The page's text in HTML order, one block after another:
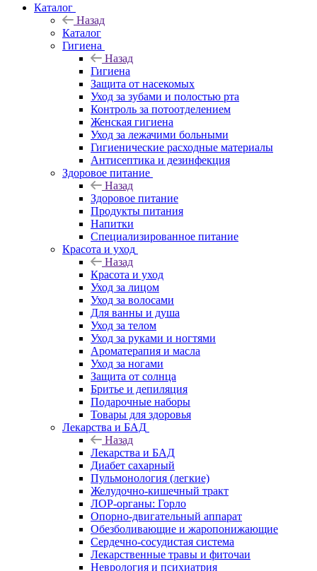
Каталог
Назад
Каталог
Гигиена
Назад
Гигиена
Защита от насекомых
Уход за зубами и полостью рта
Контроль за потоотделением
Женская гигиена
Уход за лежачими больными
Гигиенические расходные материалы
Антисептика и дезинфекция
Здоровое питание
Назад
Здоровое питание
Продукты питания
Напитки
Специализированное питание
Красота и уход
Назад
Красота и уход
Уход за лицом
Уход за волосами
Для ванны и душа
Уход за телом
Уход за руками и ногтями
Ароматерапия и масла
Уход за ногами
Защита от солнца
Бритье и депиляция
Подарочные наборы
Товары для здоровья
Лекарства и БАД
Назад
Лекарства и БАД
Диабет сахарный
Пульмонология (легкие)
Желудочно-кишечный тракт
ЛОР-органы: Горло
Опорно-двигательный аппарат
Обезболивающие и жаропонижающие
Сердечно-сосудистая система
Лекарственные травы и фиточаи
Неврология и психиатрия